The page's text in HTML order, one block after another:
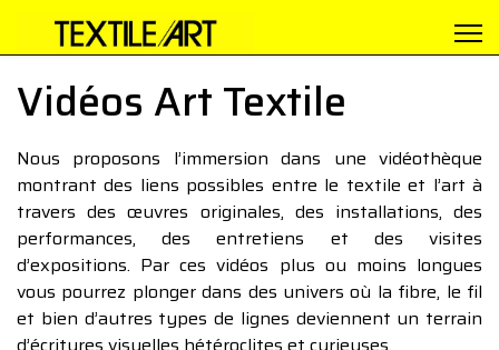
Vidéos Art Textile
Nous proposons l’immersion dans une vidéothèque
montrant des liens possibles entre le textile et l’art à
travers des œuvres originales, des installations, des
performances, des entretiens et des visites
d’expositions. Par ces vidéos plus ou moins longues
vous pourrez plonger dans des univers où la fibre, le fil
et bien d’autres types de lignes deviennent un terrain